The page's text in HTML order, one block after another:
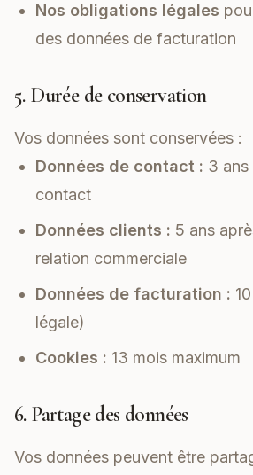
Nos obligations légales
des données de facturation
5. Durée de conservation
Vos données sont conservées :
Données de contact : 3 ans
contact
Données clients : 5 ans
relation commerciale
Données de facturation :
légale)
Cookies : 13 mois maximum
6. Partage des données
Vos données peuvent être